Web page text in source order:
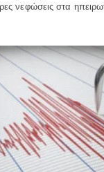
νεφώσεις στα